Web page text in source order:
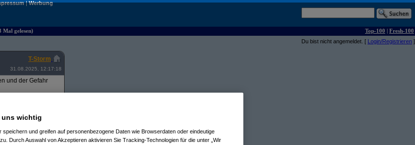
|Werbung
Mal gelesen) Top-100 | Fresh-100
Du bist nicht angemeldet. [ Login/Registrieren ]
T-Storm
31.08.2025, 12:17:18
und der Gefahr
zur nächsten
gleich groß wie
innerhalb einer
uns wichtig
speichern und greifen auf personenbezogene Daten wie Browserdaten oder eindeutige
Durch Auswahl von Akzeptieren aktivieren Sie Tracking-Technologien für die unter „Wir